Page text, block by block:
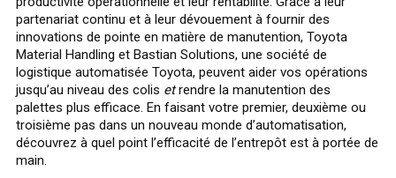
partenariat continu et à leur dévouement à fournir des
innovations de pointe en matière de manutention, Toyota
Material Handling et Bastian Solutions, une société de
logistique automatisée Toyota, peuvent aider vos opérations
jusqu’au niveau des colis etrendre la manutention des
palettes plus efficace. En faisant votre premier, deuxième ou
troisième pas dans un nouveau monde d’automatisation,
découvrez à quel point l’efficacité de l’entrepôt est à portée de
main.